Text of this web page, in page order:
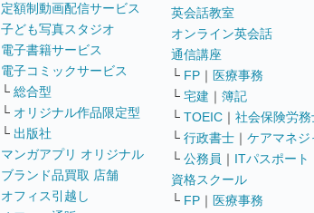
定額制動画配信サービス
子ども写真スタジオ
電子書籍サービス
電子コミックサービス
└ 総合型
└ オリジナル作品限定型
└ 出版社
マンガアプリ オリジナル
ブランド品買取 店舗
オフィス引越し
英会話教室
オンライン英会話
通信講座
└ FP ｜ 医療事務
└ 宅建 ｜ 簿記
└ TOEIC ｜ 社会保険労務
└ 行政書士 ｜ ケアマネジ
└ 公務員 ｜ ITパスポート
資格スクール
└ FP ｜ 医療事務